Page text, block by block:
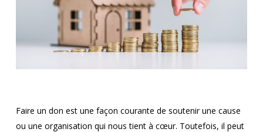
Faire un don est une façon courante de soutenir une cause
ou une organisation qui nous tient à cœur. Toutefois, il peut